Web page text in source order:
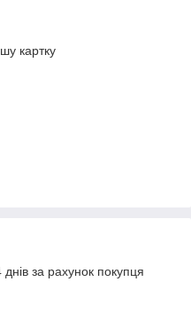
картку
за рахунок покупця